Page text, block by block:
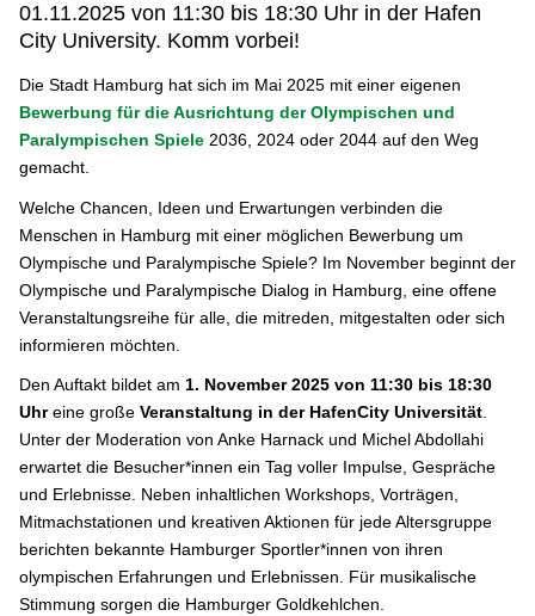
01.11.2025 von 11:30 bis 18:30 Uhr in der Hafen
City University. Komm vorbei!
Die Stadt Hamburg hat sich im Mai 2025 mit einer eigenen
Bewerbung für die Ausrichtung der Olympischen und
Paralympischen Spiele 2036, 2024 oder 2044 auf den Weg
gemacht.
Welche Chancen, Ideen und Erwartungen verbinden die
Menschen in Hamburg mit einer möglichen Bewerbung um
Olympische und Paralympische Spiele? Im November beginnt der
Olympische und Paralympische Dialog in Hamburg, eine offene
Veranstaltungsreihe für alle, die mitreden, mitgestalten oder sich
informieren möchten.
Den Auftakt bildet am 1. November 2025 von 11:30 bis 18:30
Uhreine große Veranstaltung in der HafenCity Universität.
Unter der Moderation von Anke Harnack und Michel Abdollahi
erwartet die Besucher*innen ein Tag voller Impulse, Gespräche
und Erlebnisse. Neben inhaltlichen Workshops, Vorträgen,
Mitmachstationen und kreativen Aktionen für jede Altersgruppe
berichten bekannte Hamburger Sportler*innen von ihren
olympischen Erfahrungen und Erlebnissen. Für musikalische
Stimmung sorgen die Hamburger Goldkehlchen.